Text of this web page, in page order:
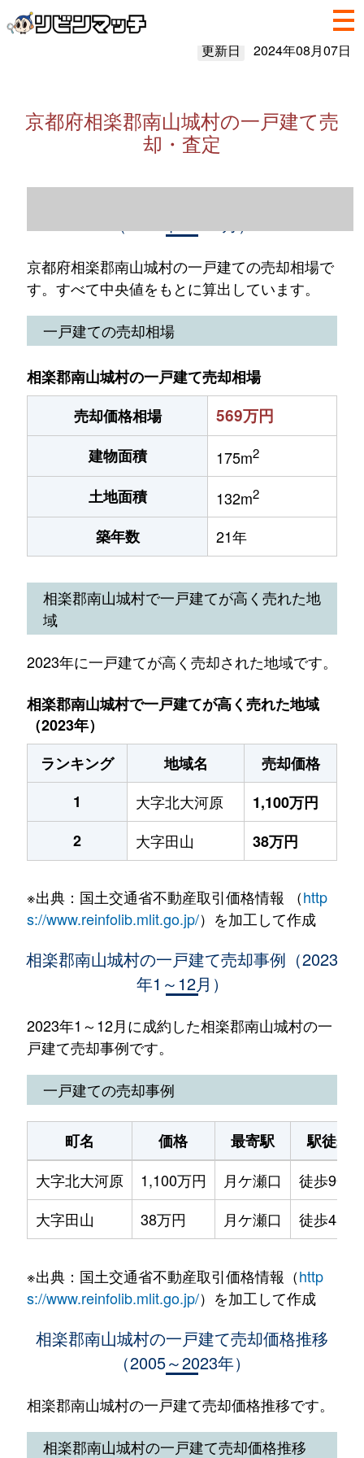
更新日 2024年08月07日
京都府相楽郡南山城村の一戸建て売
却・査定
京都府相楽郡南山城村の一戸建ての売却相場で
す。すべて中央値をもとに算出しています。
一戸建ての売却相場
相楽郡南山城村の一戸建て売却相場
売却価格相場
569万円
建物面積 175m2
土地面積 132m2
築年数 21年
相楽郡南山城村で一戸建てが高く売れた地
域
2023年に一戸建てが高く売却された地域です。
相楽郡南山城村で一戸建てが高く売れた地域
（2023年）
ランキング
地域名
売却価格
1
大字北大河原
1,100万円
2
大字田山 38万円
※出典：国土交通省不動産取引価格情報 （http
s://www.reinfolib.mlit.go.jp/）を加工して作成
相楽郡南山城村の一戸建て売却事例（2023
年1～12月）
2023年1～12月に成約した相楽郡南山城村の一
戸建て売却事例です。
一戸建ての売却事例
町名 価格 最寄駅
駅徒歩
大字北大河原
1,100万円 月ケ瀬口
徒歩9分
大字田山
38万円 月ケ瀬口 徒歩45分
※出典：国土交通省不動産取引価格情報（http
s://www.reinfolib.mlit.go.jp/）を加工して作成
相楽郡南山城村の一戸建て売却価格推移
（2005～2023年）
相楽郡南山城村の一戸建て売却価格推移です。
相楽郡南山城村の一戸建て売却価格推移